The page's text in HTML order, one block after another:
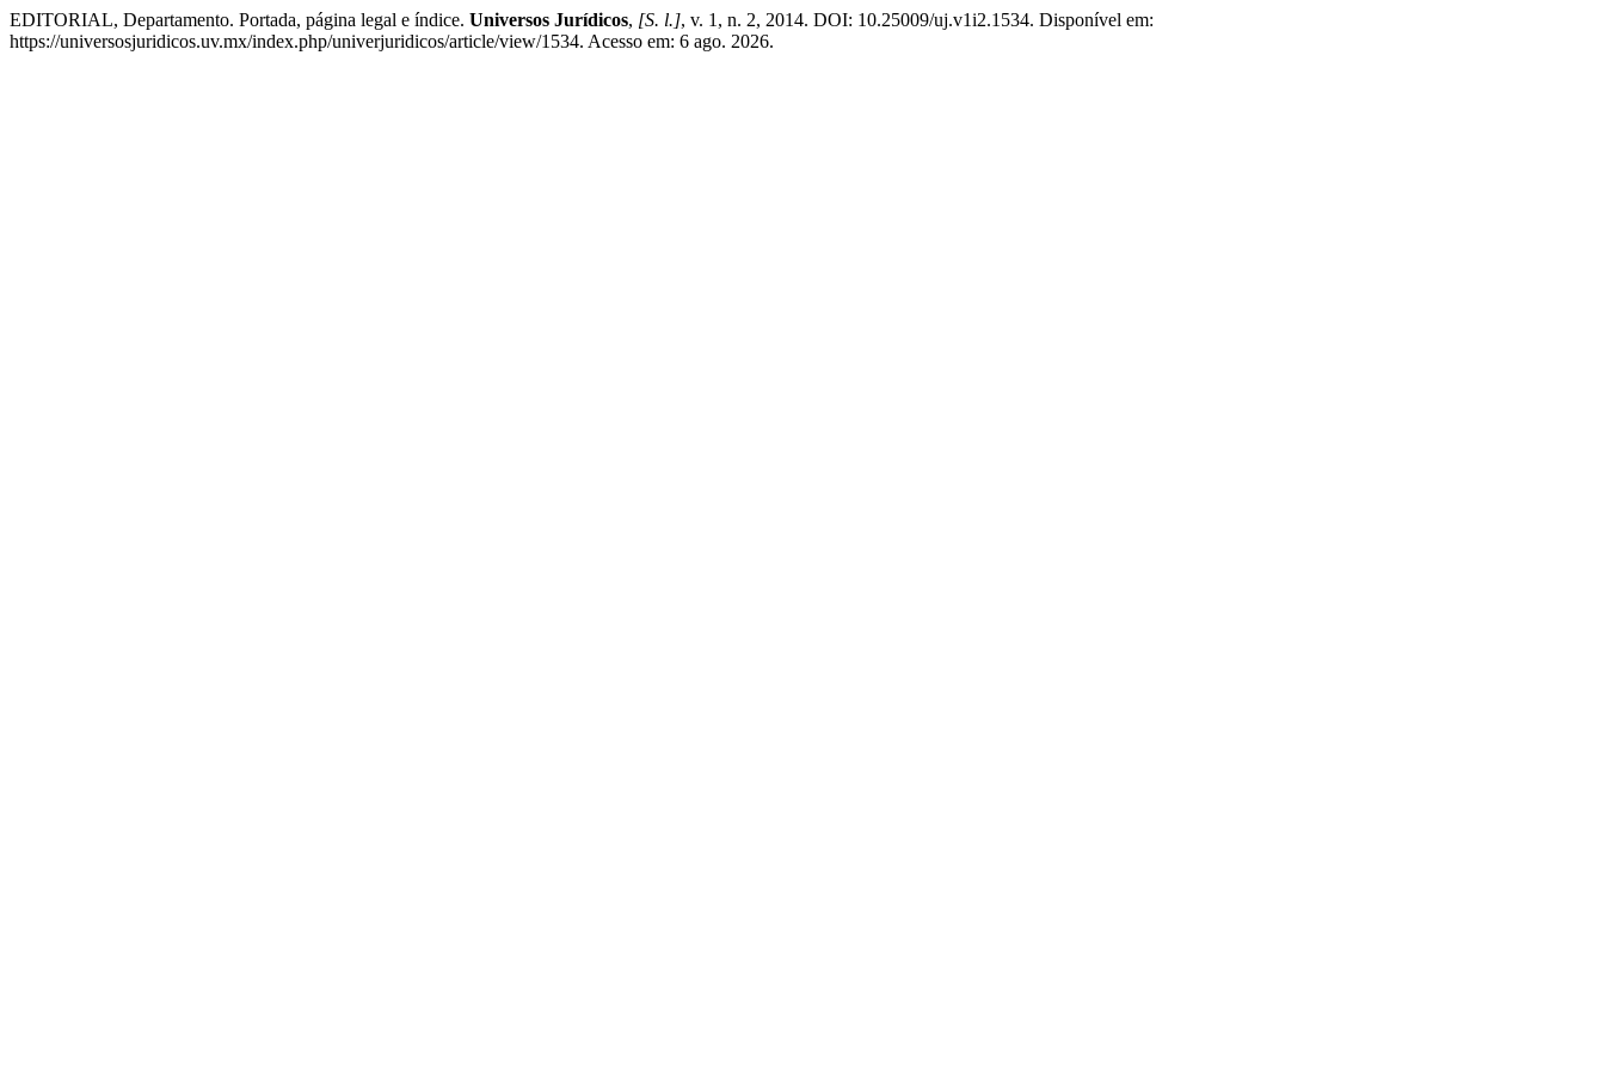
EDITORIAL, Departamento. Portada, página legal e índice. Universos Jurídicos, [S. l.], v. 1, n. 2, 2014. DOI: 10.25009/uj.v1i2.1534. Disponível em:
https://universosjuridicos.uv.mx/index.php/univerjuridicos/article/view/1534. Acesso em: 6 ago. 2026.